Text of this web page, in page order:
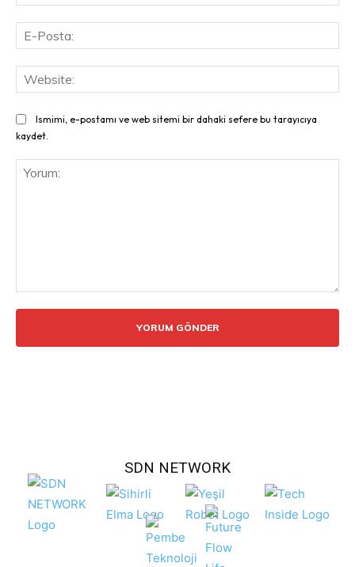
Ismimi, e-postamı ve web sitemi bir dahaki sefere bu tarayıcıya
kaydet.
SDN NETWORK